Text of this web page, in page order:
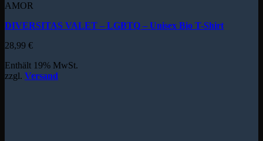
AMOR
DIVERSITAS VALET – LGBTQ – Unisex Bio T-Shirt
28,99 €
Enthält 19% MwSt.
zzgl. Versand